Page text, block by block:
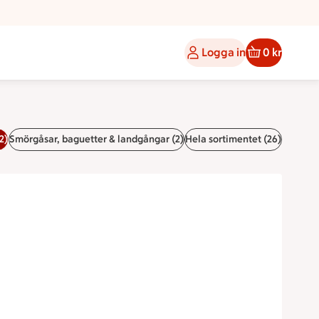
Logga in 0 kr
Smörgåsar, baguetter & landgångar (2)Hela sortimentet (26)